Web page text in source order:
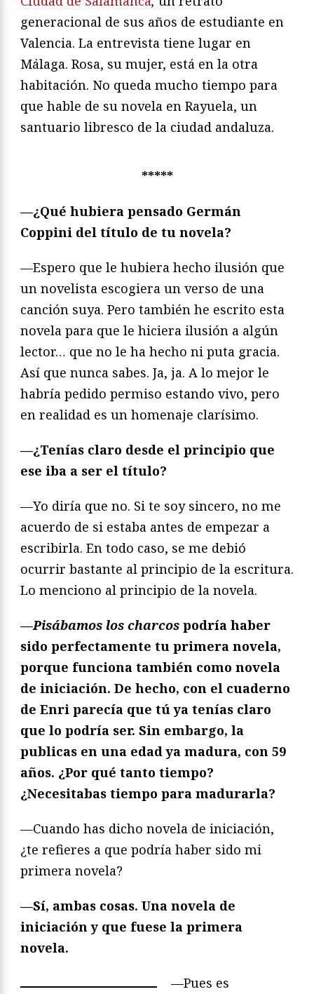
generacional de sus años de estudiante en
Valencia. La entrevista tiene lugar en
Málaga. Rosa, su mujer, está en la otra
habitación. No queda mucho tiempo para
que hable de su novela en Rayuela, un
santuario libresco de la ciudad andaluza.
*****
—¿Qué hubiera pensado Germán
Coppini del título de tu novela?
—Espero que le hubiera hecho ilusión que
un novelista escogiera un verso de una
canción suya. Pero también he escrito esta
novela para que le hiciera ilusión a algún
lector… que no le ha hecho ni puta gracia.
Así que nunca sabes. Ja, ja. A lo mejor le
habría pedido permiso estando vivo, pero
en realidad es un homenaje clarísimo.
—¿Tenías claro desde el principio que
ese iba a ser el título?
—Yo diría que no. Si te soy sincero, no me
acuerdo de si estaba antes de empezar a
escribirla. En todo caso, se me debió
ocurrir bastante al principio de la escritura.
Lo menciono al principio de la novela.
—Pisábamos los charcos podría haber
sido perfectamente tu primera novela,
porque funciona también como novela
de iniciación. De hecho, con el cuaderno
de Enri parecía que tú ya tenías claro
que lo podría ser. Sin embargo, la
publicas en una edad ya madura, con 59
años. ¿Por qué tanto tiempo?
¿Necesitabas tiempo para madurarla?
—Cuando has dicho novela de iniciación,
¿te refieres a que podría haber sido mi
primera novela?
—Sí, ambas cosas. Una novela de
iniciación y que fuese la primera
novela.
—Pues es